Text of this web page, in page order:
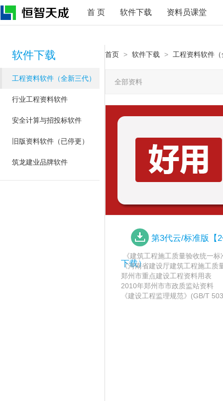
首 页 软件下载 资料员课堂
软件下载
工程资料软件（全新三代）
行业工程资料软件
安全计算与招投标软件
旧版资料软件（已停更）
筑龙建业品牌软件
首页 > 软件下载 > 工程资料软件
全部资料
第3代云/标准版【
下载）
《建筑工程施工质量验收统一
《河南省建设厅建筑工程施工质
郑州市重点建设工程资料用表
2010年郑州市市政质监站资料
《建设工程监理规范》(GB/T